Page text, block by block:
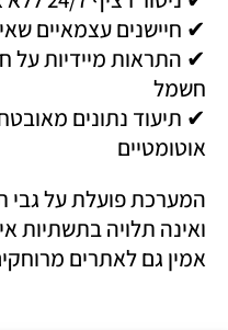
✔ חיישנים עצמאיים
✔ התראות מיידיות על
חשמל
✔ תיעוד נתונים
אוטומטיים
ואינה תלויה בתשתיות
אמין גם לאתרים